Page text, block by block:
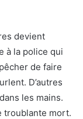
devient
à la police qui
de faire
D’autres
les mains.
troublante mort.